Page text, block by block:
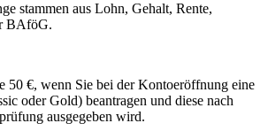
stammen aus Lohn, Gehalt, Rente,
BAföG.
50 €, wenn Sie bei der Kontoeröffnung eine
oder Gold) beantragen und diese nach
ausgegeben wird.